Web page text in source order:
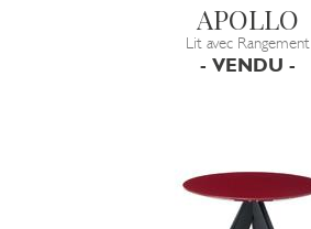
APOLLO
Lit avec Rangement
- VENDU -